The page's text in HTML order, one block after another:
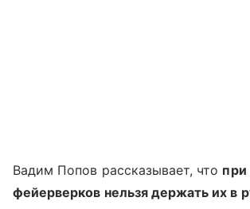
Вадим Попов рассказывает, что при
фейерверков нельзя держать их в